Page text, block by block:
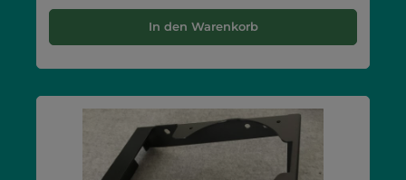
In den Warenkorb